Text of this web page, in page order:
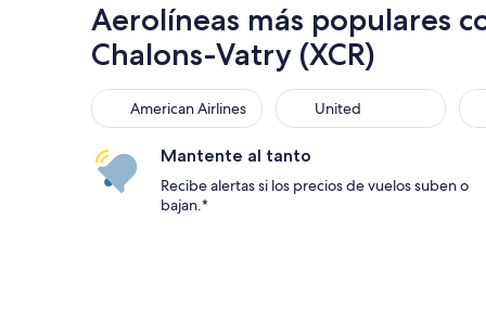
Aerolíneas más populares
Chalons-Vatry (XCR)
American Airlines
American Airlines United
United
Mantente al tanto
Recibe alertas si los precios de vuelos suben o
bajan.*